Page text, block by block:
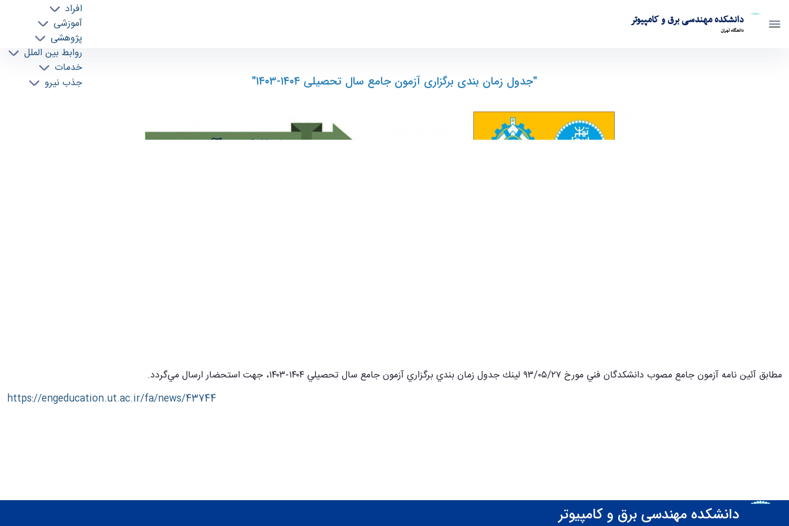
دانشکده مهندسی برق و کامپیوتر
دانشگاه تهران
افراد
آموزشی
پژوهشی
روابط بین الملل
خدمات
جذب نیرو
"جدول زمان بندی برگزاری آزمون جامع سال تحصيلی ۱۴۰۴-۱۴۰۳"
مطابق آئين نامه آزمون جامع مصوب دانشكدگان فني مورخ ۲۷/‏۰۵/‏۹۳ لينك جدول زمان بندي برگزاري آزمون جامع سال تحصيلي ۱۴۰۴-۱۴۰۳، جهت استحضار ارسال مي‌گردد.
https://engeducation.ut.ac.ir/fa/news/43744